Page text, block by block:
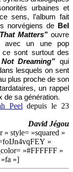
urbaines et
sens, l’album fait
norvégiens de
Bel
Matters”ouvre
avec un une pop
ce sont surtout des
Dreaming” qui
lesquels on sent
plus proche de son
un rappel
de sa génération.
Peel depuis le 23
David Jégou
» style= »squared »
»
»#FFFFFF »
»]